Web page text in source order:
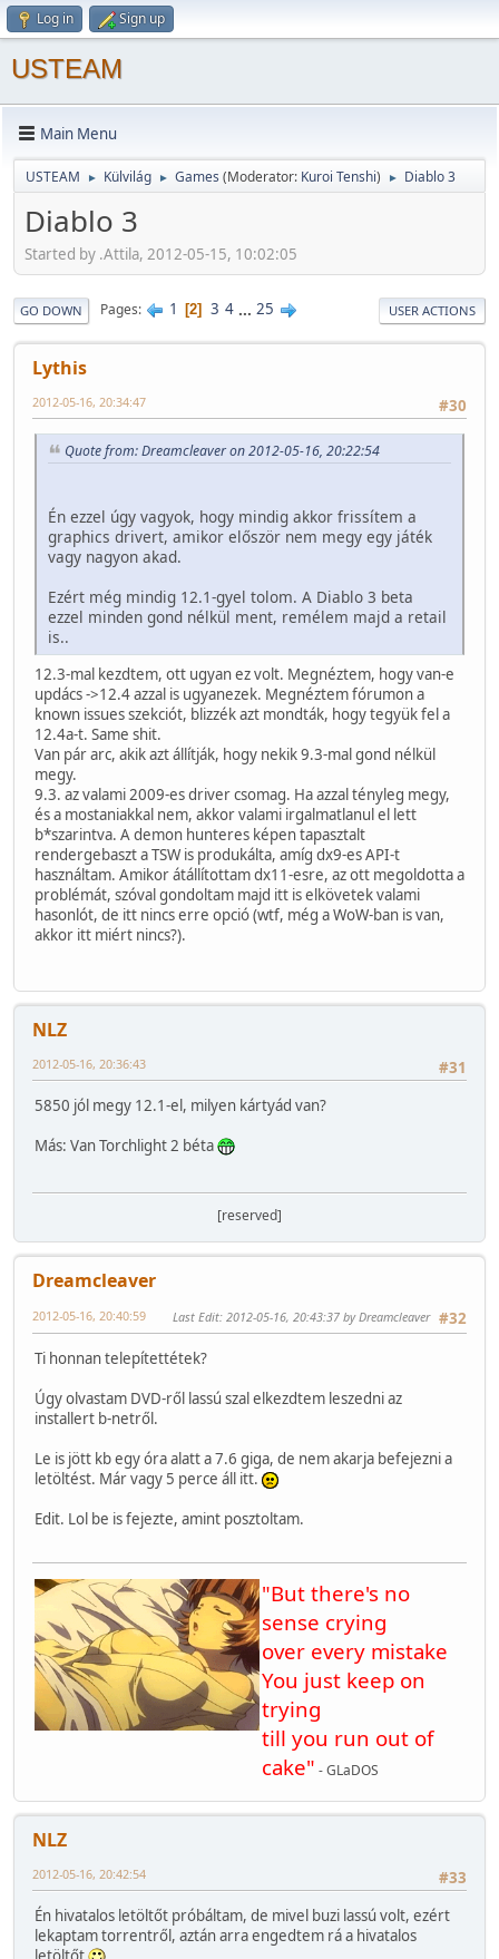
Log in Sign up
USTEAM
Main Menu
USTEAM ► Külvilág ► Games (Moderator: Kuroi Tenshi) ► Diablo 3
Diablo 3
Started by .Attila, 2012-05-15, 10:02:05
GO DOWN Pages 1 2 3 4 ... 25 USER ACTIONS
Lythis
#30
2012-05-16, 20:34:47
Quote from: Dreamcleaver on 2012-05-16, 20:22:54
Én ezzel úgy vagyok, hogy mindig akkor frissítem a
graphics drivert, amikor először nem megy egy játék
vagy nagyon akad.
Ezért még mindig 12.1-gyel tolom. A Diablo 3 beta
ezzel minden gond nélkül ment, remélem majd a retail
is..
12.3-mal kezdtem, ott ugyan ez volt. Megnéztem, hogy van-e
updács ->12.4 azzal is ugyanezek. Megnéztem fórumon a
known issues szekciót, blizzék azt mondták, hogy tegyük fel a
12.4a-t. Same shit.
Van pár arc, akik azt állítják, hogy nekik 9.3-mal gond nélkül
megy.
9.3. az valami 2009-es driver csomag. Ha azzal tényleg megy,
és a mostaniakkal nem, akkor valami irgalmatlanul el lett
b*szarintva. A demon hunteres képen tapasztalt
rendergebaszt a TSW is produkálta, amíg dx9-es API-t
használtam. Amikor átállítottam dx11-esre, az ott megoldotta a
problémát, szóval gondoltam majd itt is elkövetek valami
hasonlót, de itt nincs erre opció (wtf, még a WoW-ban is van,
akkor itt miért nincs?).
NLZ
#31
2012-05-16, 20:36:43
5850 jól megy 12.1-el, milyen kártyád van?
Más: Van Torchlight 2 béta
[reserved]
Dreamcleaver
#32
2012-05-16, 20:40:59 Last Edit: 2012-05-16, 20:43:37 by Dreamcleaver
Ti honnan telepítettétek?
Úgy olvastam DVD-ről lassú szal elkezdtem leszedni az
installert b-netről.
Le is jött kb egy óra alatt a 7.6 giga, de nem akarja befejezni a
letöltést. Már vagy 5 perce áll itt.
Edit. Lol be is fejezte, amint posztoltam.
"But there's no
sense crying
over every mistake
You just keep on
trying
till you run out of
cake" - GLaDOS
NLZ
#33
2012-05-16, 20:42:54
Én hivatalos letöltőt próbáltam, de mivel buzi lassú volt, ezért
lekaptam torrentről, aztán arra engedtem rá a hivatalos